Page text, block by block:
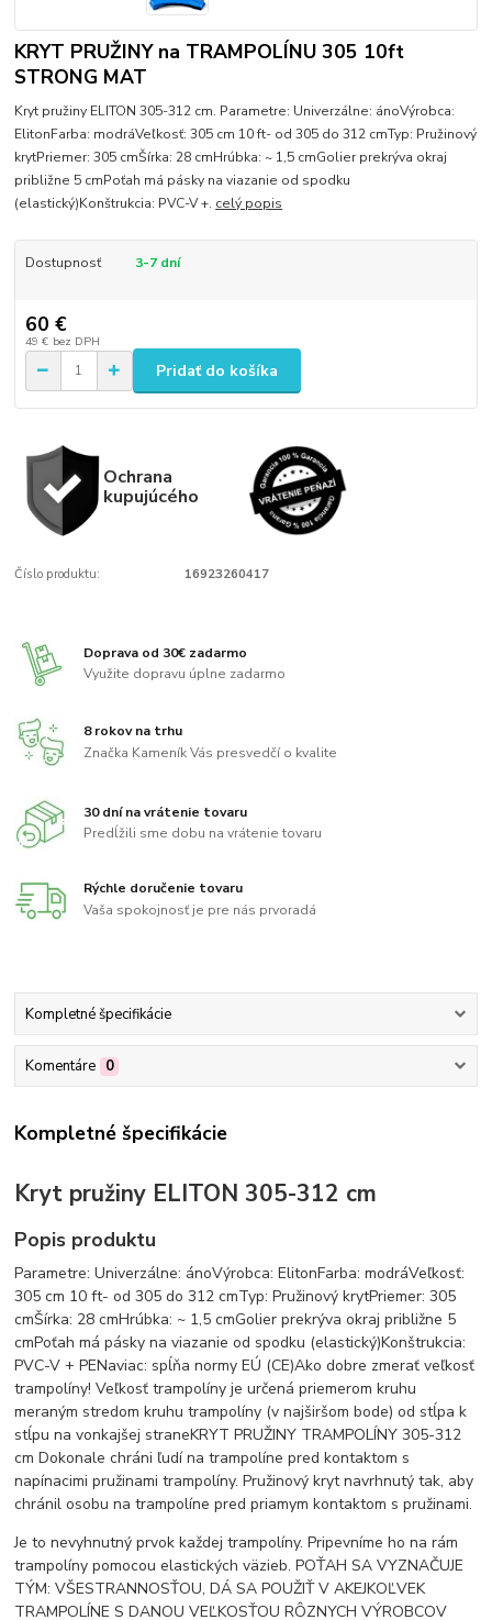
KRYT PRUŽINY na TRAMPOLÍNU 305 10ft
STRONG MAT
Kryt pružiny ELITON 305-312 cm. Parametre: Univerzálne: ánoVýrobca:
ElitonFarba: modráVeľkosť: 305 cm 10 ft- od 305 do 312 cmTyp: Pružinový
krytPriemer: 305 cmŠírka: 28 cmHrúbka: ~ 1,5 cmGolier prekrýva okraj
približne 5 cmPoťah má pásky na viazanie od spodku
(elastický)Konštrukcia: PVC-V +. celý popis
Dostupnosť 3-7 dní
60 €
49 € bez DPH
Pridať do košíka
Ochrana
kupujúcého
Číslo produktu: 16923260417
Doprava od 30€ zadarmo
Využite dopravu úplne zadarmo
8 rokov na trhu
Značka Kameník Vás presvedčí o kvalite
30 dní na vrátenie tovaru
Predĺžili sme dobu na vrátenie tovaru
Rýchle doručenie tovaru
Vaša spokojnosť je pre nás prvoradá
Kompletné špecifikácie
Komentáre 0
Kompletné špecifikácie
Kryt pružiny ELITON 305-312 cm
Popis produktu
Parametre: Univerzálne: ánoVýrobca: ElitonFarba: modráVeľkosť:
305 cm 10 ft- od 305 do 312 cmTyp: Pružinový krytPriemer: 305
cmŠírka: 28 cmHrúbka: ~ 1,5 cmGolier prekrýva okraj približne 5
cmPoťah má pásky na viazanie od spodku (elastický)Konštrukcia:
PVC-V + PENaviac: spĺňa normy EÚ (CE)Ako dobre zmerať veľkosť
trampolíny! Veľkosť trampolíny je určená priemerom kruhu
meraným stredom kruhu trampolíny (v najširšom bode) od stĺpa k
stĺpu na vonkajšej straneKRYT PRUŽINY TRAMPOLÍNY 305-312
cm Dokonale chráni ľudí na trampolíne pred kontaktom s
napínacimi pružinami trampolíny. Pružinový kryt navrhnutý tak, aby
chránil osobu na trampolíne pred priamym kontaktom s pružinami.
Je to nevyhnutný prvok každej trampolíny. Pripevníme ho na rám
trampolíny pomocou elastických väzieb. POŤAH SA VYZNAČUJE
TÝM: VŠESTRANNOSŤOU, DÁ SA POUŽIŤ V AKEJKOĽVEK
TRAMPOLÍNE S DANOU VEĽKOSŤOU RÔZNYCH VÝROBCOV